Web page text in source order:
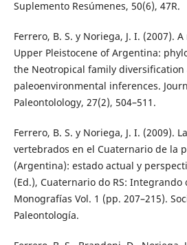
Suplemento Resúmenes, 50(6), 47R.
Ferrero, B. S. y Noriega, J. I. (2007).
Upper Pleistocene of Argentina:
the Neotropical family diversification
paleoenvironmental inferences.
Paleontolology, 27(2), 504–511.
Ferrero, B. S. y Noriega, J. I. (2009).
vertebrados en el Cuaternario de la
(Argentina): estado actual y
(Ed.), Cuaternario do RS: Integrando
Monografías Vol. 1 (pp. 207–215).
Paleontología.